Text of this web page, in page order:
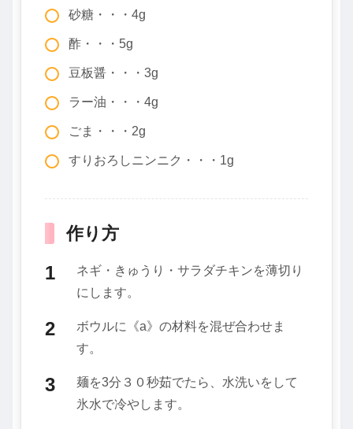
砂糖・・・4g
酢・・・5g
豆板醤・・・3g
ラー油・・・4g
ごま・・・2g
すりおろしニンニク・・・1g
作り方
ネギ・きゅうり・サラダチキンを薄切り
にします。
ボウルに《a》の材料を混ぜ合わせま
す。
麺を3分３０秒茹でたら、水洗いをして
氷水で冷やします。